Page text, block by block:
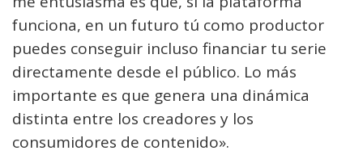
funciona, en un futuro tú como productor
puedes conseguir incluso financiar tu serie
directamente desde el público. Lo más
importante es que genera una dinámica
distinta entre los creadores y los
consumidores de contenido».